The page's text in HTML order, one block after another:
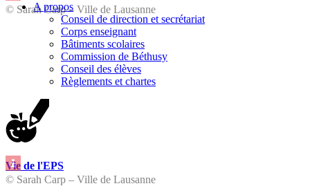
© Sarah Carp – Ville de Lausanne
© Sarah Carp – Ville de Lausanne
A propos
Conseil de direction et secrétariat
Corps enseignant
Bâtiments scolaires
Commission de Béthusy
Conseil des élèves
Règlements et chartes
Vie de l'EPS